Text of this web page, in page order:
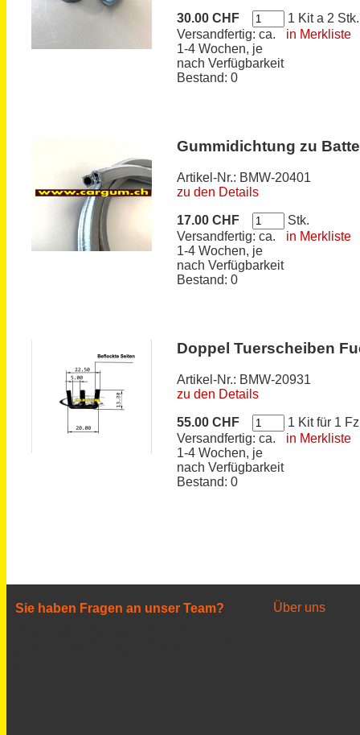
30.00 CHF
1 Kit a 2 Stk.
Versandfertig: ca.
1-4 Wochen, je
nach Verfügbarkeit
Bestand: 0
in Merkliste
Gummidichtung zu
Artikel-Nr.: BMW-20401
zu den Details
17.00 CHF
Stk.
Versandfertig: ca.
1-4 Wochen, je
nach Verfügbarkeit
Bestand: 0
in Merkliste
Doppel Tuerscheiben
Artikel-Nr.: BMW-20931
zu den Details
55.00 CHF
1 Kit für 1 Fz
Versandfertig: ca.
1-4 Wochen, je
nach Verfügbarkeit
Bestand: 0
in Merkliste
Sie haben Fragen an unser Team?
Über uns